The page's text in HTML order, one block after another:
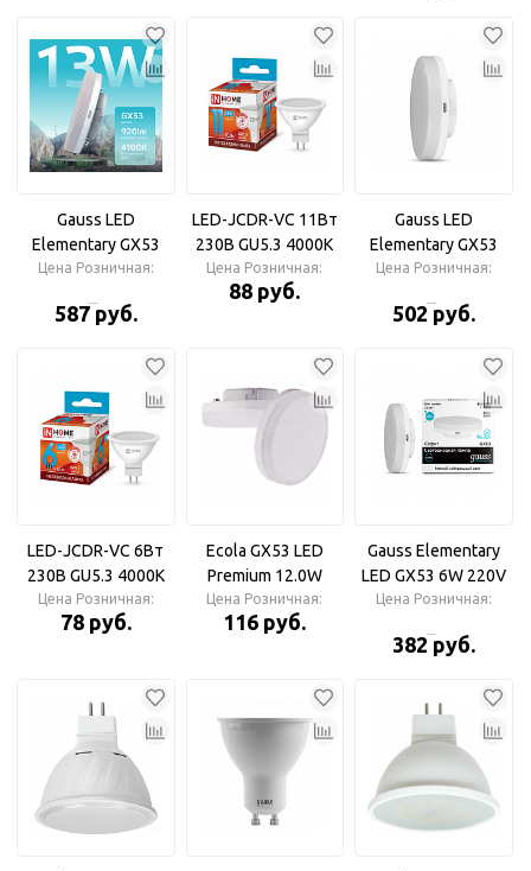
Gauss LED
Elementary GX53
13W 4100K 920lm
светодиодная
Цена Розничная:
587 руб.
LED-JCDR-VC 11Вт
230В GU5.3 4000К
820Лм Лампа
светодиодная IN
Цена Розничная:
88 руб.
Gauss LED
Elementary GX53
11W 4100K Лампа
Цена Розничная:
502 руб.
LED-JCDR-VC 6Вт
230В GU5.3 4000К
480Лм Лампа
светодиодная IN
Цена Розничная:
78 руб.
Ecola GX53 LED
Premium 12.0W
Tablet 220V 4200K
матовое стекло
светодиодная
Цена Розничная:
116 руб.
Gauss Elementary
LED GX53 6W 220V
4100K Лампа
Цена Розничная:
382 руб.